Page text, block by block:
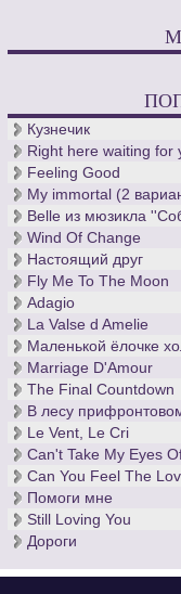
Кузнечик
Right here waiting for
Feeling Good
My immortal (2
Belle из мюзикла
Wind Of Change
Настоящий друг
Fly Me To The Moon
Adagio
La Valse d Amelie
Маленькой ёлочке
Marriage D'Amour
The Final Countdown
В лесу
Le Vent, Le Cri
Can't Take My Eyes
Can You Feel The
Помоги мне
Still Loving You
Дороги